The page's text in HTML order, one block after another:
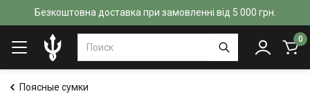
Безкоштовна доставка при замовленні від 5 000 грн.
0
Поясные сумки